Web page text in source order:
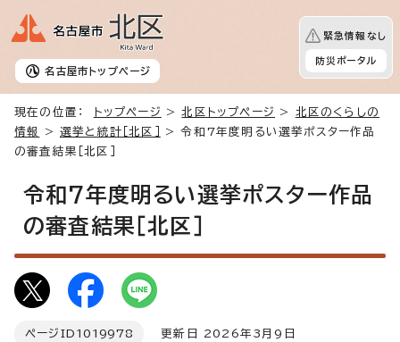
名古屋市 トップページ
緊急情報なし
防災ポータル
現在の位置： トップページ >北区トップページ > 北区のくらしの
情報
>選挙と統計［北区］
> 令和7年度明るい選挙ポスター作品
の審査結果［北区］
令和7年度明るい選挙ポスター作品
の審査結果［北区］
ページID 1019978 更新日 2026年3月9日